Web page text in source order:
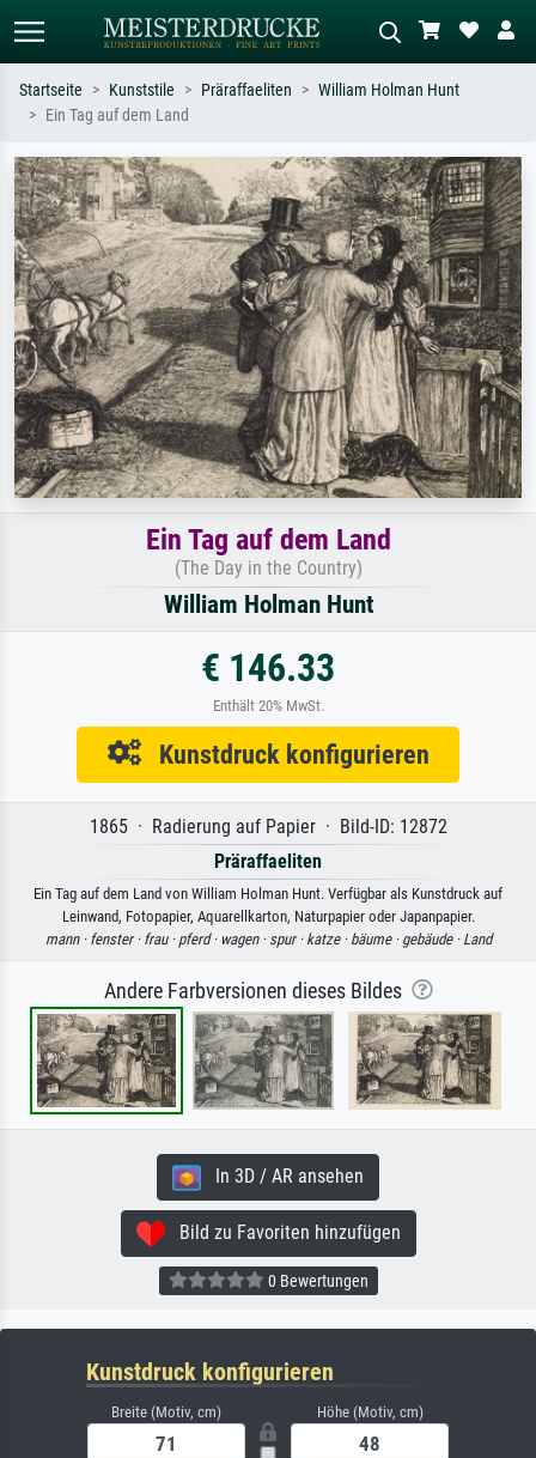
Suchen Sie nach Künstlern, Werktiteln
oder Stilen – z.B. Monet,
Sternennacht, Impressionismus, Welle
Hokusai, Akt.
Beschreiben Sie die Szene – z.B. Grüne
Wiese, Abstrakt mit viel Rot, Dunkles
Ölgemälde, Stehender Akt neben einem
Baum.
Startseite Kunststile Präraffaeliten
William Holman Hunt
Ein Tag auf dem Land
Ein Tag auf dem Land
(The Day in the Country)
William Holman Hunt
€ 146.33
Enthält 20% MwSt.
Kunstdruck konfigurieren
1865 · Radierung auf Papier · Bild-ID: 12872
Präraffaeliten
Ein Tag auf dem Land von William Holman Hunt. Verfügbar als Kunstdruck auf
Leinwand, Fotopapier, Aquarellkarton, Naturpapier oder Japanpapier.
mann · fenster · frau · pferd · wagen · spur · katze · bäume · gebäude · Land
Andere Farbversionen dieses Bildes
In 3D / AR ansehen
Bild zu Favoriten hinzufügen
0 Bewertungen
Kunstdruck konfigurieren
Breite (Motiv, cm) Höhe (Motiv, cm)